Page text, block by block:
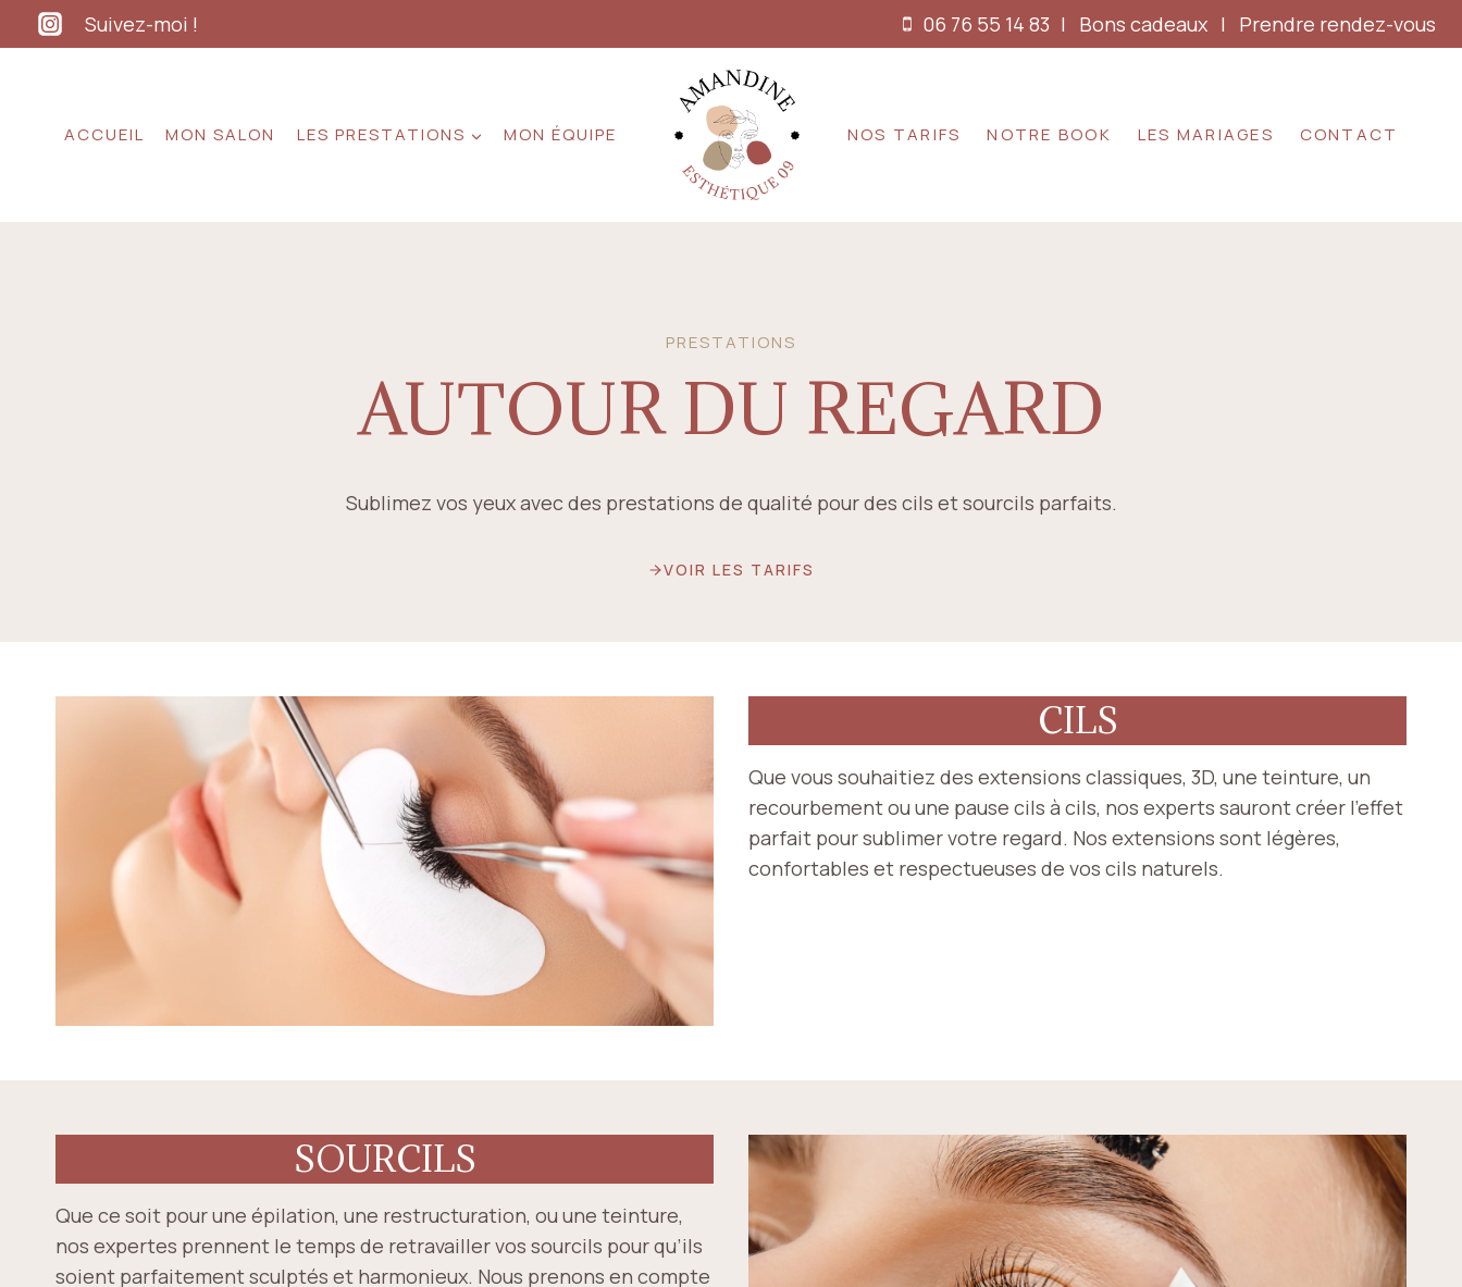
Aller
au
Suivez-moi ! 06 76 55 14 83 | Bons cadeaux| Prendre rendez-vous
ACCUEIL MON SALON LES PRESTATIONS MON ÉQUIPE NOS TARIFS NOTRE BOOK LES MARIAGES CONTACT
PRESTATIONS
AUTOUR DU REGARD
Sublimez vos yeux avec des prestations de qualité pour des cils et sourcils parfaits.
VOIR LES TARIFS
CILS
Que vous souhaitiez des extensions classiques, 3D, une teinture, un
recourbement ou une pause cils à cils, nos experts sauront créer l’effet
parfait pour sublimer votre regard. Nos extensions sont légères,
confortables et respectueuses de vos cils naturels.
SOURCILS
Que ce soit pour une épilation, une restructuration, ou une teinture,
nos expertes prennent le temps de retravailler vos sourcils pour qu’ils
soient parfaitement sculptés et harmonieux. Nous prenons en compte